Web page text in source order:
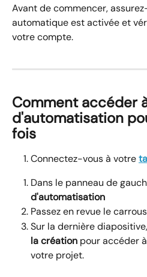
Avant de commencer,
automatique est activée et
votre compte.
Comment accéder
d'automatisation
fois
Connectez-vous à votre
Dans le panneau de
d'automatisation
Passez en revue le
Sur la dernière
la création pour accéder
votre projet.